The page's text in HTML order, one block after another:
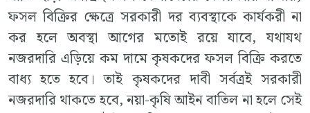
ফসল বিক্রির ক্ষেত্রে সরকারী দর ব্যবস্থাকে কার্যকরী না
কর হলে অবস্থা আগের মতোই রয়ে যাবে, যথাযথ
নজরদারি এড়িয়ে কম দামে কৃষকদের ফসল বিক্রি করতে
বাধ্য হতে হবে। তাই কৃষকদের দাবী সর্বত্রই সরকারী
নজরদারি থাকতে হবে, নয়া-কৃষি আইন বাতিল না হলে সেই